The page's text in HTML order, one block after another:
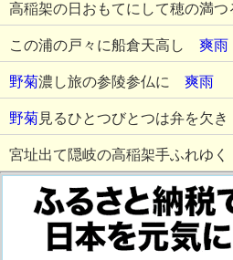
高稲架の日おもてにして穂の満
この浦の戸々に船倉天高し 爽雨
野菊濃し旅の参陵参仏に 爽雨
野菊見るひとつびとつは弁を欠
宮址出て隠岐の高稲架手ふれゆ